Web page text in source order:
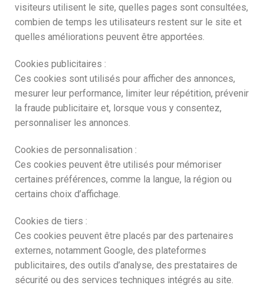
visiteurs utilisent le site, quelles pages sont consultées,
combien de temps les utilisateurs restent sur le site et
quelles améliorations peuvent être apportées.
Cookies publicitaires :
Ces cookies sont utilisés pour afficher des annonces,
mesurer leur performance, limiter leur répétition, prévenir
la fraude publicitaire et, lorsque vous y consentez,
personnaliser les annonces.
Cookies de personnalisation :
Ces cookies peuvent être utilisés pour mémoriser
certaines préférences, comme la langue, la région ou
certains choix d’affichage.
Cookies de tiers :
Ces cookies peuvent être placés par des partenaires
externes, notamment Google, des plateformes
publicitaires, des outils d’analyse, des prestataires de
sécurité ou des services techniques intégrés au site.